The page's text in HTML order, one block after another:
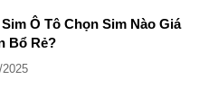
Ô Tô Chọn Sim Nào Giá
Bổ Rẻ?
2025